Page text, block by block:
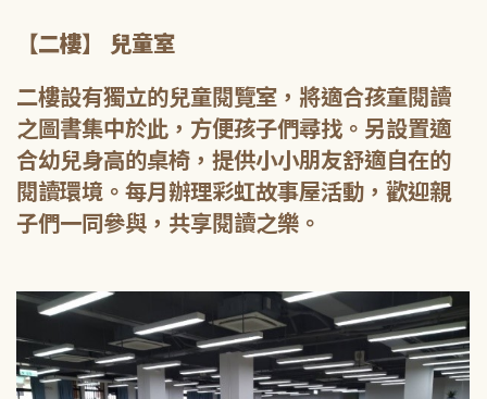
【二樓】 兒童室
二樓設有獨立的兒童閱覽室，將適合孩童閱讀
之圖書集中於此，方便孩子們尋找。另設置適
合幼兒身高的桌椅，提供小小朋友舒適自在的
閱讀環境。每月辦理彩虹故事屋活動，歡迎親
子們一同參與，共享閱讀之樂。